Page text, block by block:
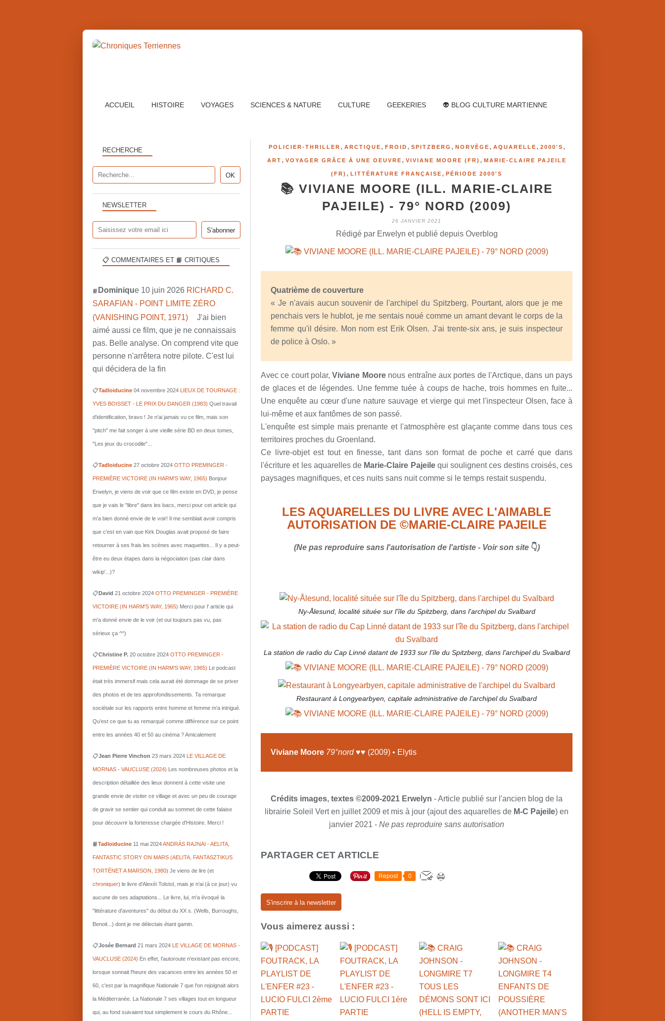
ACCUEIL HISTOIRE VOYAGES SCIENCES & NATURE CULTURE GEEKERIES 👽 BLOG CULTURE MARTIENNE
POLICIER-THRILLER , ARCTIQUE , FROID , SPITZBERG , NORVÈGE , AQUARELLE , 2000'S ,
ART , VOYAGER GRÂCE À UNE OEUVRE , VIVIANE MOORE (FR) , MARIE-CLAIRE PAJEILE
(FR) , LITTÉRATURE FRANÇAISE , PÉRIODE 2000'S
📚 VIVIANE MOORE (ILL. MARIE-CLAIRE
PAJEILE) - 79° NORD (2009)
26 JANVIER 2021
Rédigé par Erwelyn et publié depuis Overblog
Quatrième de couverture
« Je n'avais aucun souvenir de l'archipel du Spitzberg. Pourtant, alors que je me
penchais vers le hublot, je me sentais noué comme un amant devant le corps de la
femme qu'il désire. Mon nom est Erik Olsen. J'ai trente-six ans, je suis inspecteur
de police à Oslo. »
Avec ce court polar,Viviane Moorenous entraîne aux portes de l'Arctique, dans un pays
de glaces et de légendes. Une femme tuée à coups de hache, trois hommes en fuite...
Une enquête au cœur d'une nature sauvage et vierge qui met l'inspecteur Olsen, face à
lui-même et aux fantômes de son passé.
L'enquête est simple mais prenante et l'atmosphère est glaçante comme dans tous ces
territoires proches du Groenland.
Ce livre-objet est tout en finesse, tant dans son format de poche et carré que dans
l'écriture et les aquarelles de Marie-Claire Pajeilequi soulignent ces destins croisés, ces
paysages magnifiques, et ces nuits sans nuit comme si le temps restait suspendu.
LES AQUARELLES DU LIVRE AVEC L'AIMABLE
AUTORISATION DE ©MARIE-CLAIRE PAJEILE
(Ne pas reproduire sans l'autorisation de l'artiste - Voir son site 👇)
Ny-Ålesund, localité située sur l'île du Spitzberg, dans l'archipel du Svalbard
La station de radio du Cap Linné datant de 1933 sur l'île du Spitzberg, dans l'archipel du Svalbard
Restaurant à Longyearbyen, capitale administrative de l'archipel du Svalbard
Viviane Moore 79°nord♥♥ (2009) • Elytis
Crédits images, textes ©2009-2021 Erwelyn - Article publié sur l'ancien blog de la
librairie Soleil Vert en juillet 2009 et mis à jour (ajout des aquarelles de M-C Pajeile) en
janvier 2021 - Ne pas reproduire sans autorisation
PARTAGER CET ARTICLE
Repost 0
S'inscrire à la newsletter
Vous aimerez aussi :
NEWSLETTER
RECHERCHE
📋 COMMENTAIRES ET 📙 CRITIQUES
📙 Dominique 10 juin 2026 RICHARD C.
SARAFIAN - POINT LIMITE ZÉRO
(VANISHING POINT, 1971)
J'ai bien
aimé aussi ce film, que je ne connaissais
pas. Belle analyse. On comprend vite que
personne n'arrêtera notre pilote. C'est lui
qui décidera de la fin
📋Tadloiducine 04 novembre 2024 LIEUX DE TOURNAGE :
YVES BOISSET - LE PRIX DU DANGER (1983) Quel travail
d'identification, bravo ! Je n'ai jamais vu ce film, mais son
"pitch" me fait songer à une vieille série BD en deux tomes,
"Les jeux du crocodile"...
📋Tadloiducine 27 octobre 2024 OTTO PREMINGER -
PREMIÈRE VICTOIRE (IN HARM'S WAY, 1965) Bonjour
Erwelyn, je viens de voir que ce film existe en DVD, je pense
que je vais le "libre" dans les bacs, merci pour cet article qui
m'a bien donné envie de le voir! Il me semblait avoir compris
que c'est en vain que Kirk Douglas avait proposé de faire
retourner à ses frais les scènes avec maquettes... Il y a peut-
être eu deux étapes dans la négociation (pas clair dans
wikip'...)?
📋David 21 octobre 2024 OTTO PREMINGER - PREMIÈRE
VICTOIRE (IN HARM'S WAY, 1965) Merci pour l' article qui
m'a donné envie de le voir (et oui toujours pas vu, pas
sérieux ça ^^)
📋Christine P. 20 octobre 2024 OTTO PREMINGER -
PREMIÈRE VICTOIRE (IN HARM'S WAY, 1965) Le podcast
était très immersif mais cela aurait été dommage de se priver
des photos et de tes approfondissements. Ta remarque
sociétale sur les rapports entre homme et femme m'a intrigué.
Qu'est ce que tu as remarqué comme différence sur ce point
entre les années 40 et 50 au cinéma ? Amicalement
📋Jean Pierre Vinchon 23 mars 2024 LE VILLAGE DE
MORNAS - VAUCLUSE (2024) Les nombreuses photos et la
description détaillée des lieux donnent à cette visite une
grande envie de visiter ce village et avec un peu de courage
de gravir se sentier qui conduit au sommet de cette falaise
pour découvrir la forteresse chargée d'Histoire. Merci !
📙Tadloiducine 11 mai 2024ANDRÁS RAJNAI - AELITA,
FANTASTIC STORY ON MARS (AELITA, FANTASZTIKUS
TORTÉNET A MARSON, 1980) Je viens de lire (et
chroniquer) le livre d'Alexéi Tolstoï, mais je n'ai (à ce jour) vu
aucune de ses adaptations... Le livre, lui, m'a évoqué la
"littérature d'aventures" du début du XX s. (Wells, Burroughs,
Benoit...) dont je me délectais étant gamin.
📋Josée Bernard 21 mars 2024 LE VILLAGE DE MORNAS -
VAUCLUSE (2024) En effet, l'autoroute n'existant pas encore,
lorsque sonnait l'heure des vacances entre les années 50 et
60, c'est par la magnifique Nationale 7 que l'on rejoignait alors
la Méditerranée. La Nationale 7 ses villages tout en longueur
qui, au fond suivaient tout simplement le cours du Rhône...